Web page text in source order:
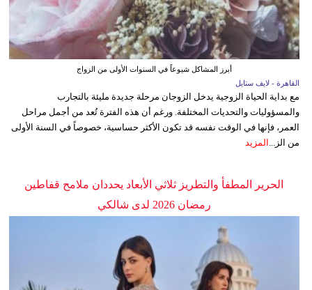
أبرز المشاكل شيوعاً في السنوات الأولى من الزواج
القاهرة - لايف ستايل
مع بداية الحياة الزوجية يدخل الزوجان مرحلة جديدة مليئة بالتجارب
والمسؤوليات والتحديات المختلفة. ورغم أن هذه الفترة تُعد من أجمل مراحل
العمر، فإنها في الوقت نفسه قد تكون الأكثر حساسية، خصوصاً في السنة الأولى
من الز...
المزيد
الحرير المطفأ والتطريز ثلاثي الأبعاد يحددان ملامح قفاطين
رمضان 2026 لدى شالكي